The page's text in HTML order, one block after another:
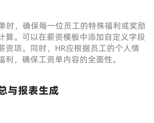
时，确保每一位员工的特殊福利或奖励
算。可以在薪资模板中添加自定义字段
资项。同时，HR应根据员工的个人情
利，确保工资单内容的全面性。
与报表生成